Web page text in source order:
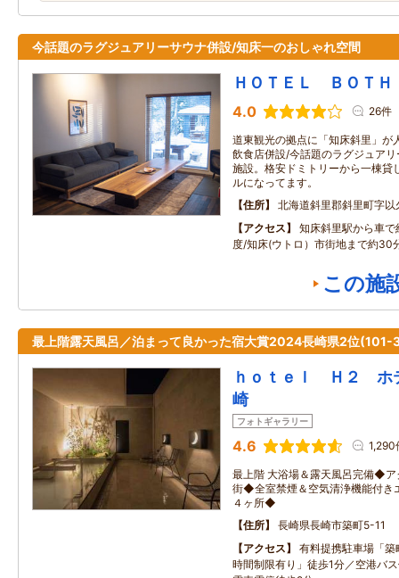
今話題のラグジュアリーサウナ併設/知床一のおしゃれ空間
ＨＯＴＥＬ ＢＯＴＨ
4.0 26件
道東観光の拠点に「知床斜里」が
飲食店併設/今話題のラグジュア
施設。格安ドミトリーから一棟貸
ルになってます。
住所
北海道斜里郡斜里町字
アクセス
知床斜里駅から車
度/知床(ウトロ）市街地まで約30
この施
最上階露天風呂／泊まって良かった宿大賞2024長崎県2位
ｈｏｔｅｌ Ｈ２ ホ
崎
フォトギャラリー
4.6 1,290
最上階 大浴場＆露天風呂完備◆ア
街◆全室禁煙＆空気清浄機能付
４ヶ所◆
住所
長崎県長崎市築町5-11
アクセス
有料提携駐車場「
時間制限有り」徒歩1分／空港バ